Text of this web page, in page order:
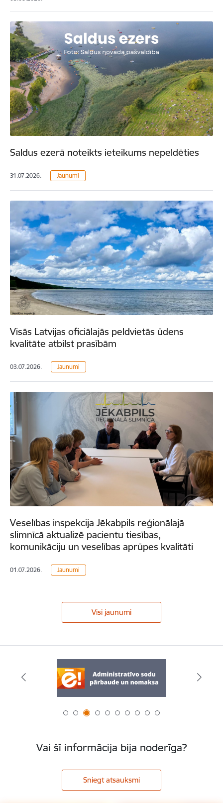
Saldus ezerā noteikts ieteikums nepeldēties
31.07.2026. Jaunumi
Visās Latvijas oficiālajās peldvietās ūdens
kvalitāte atbilst prasībām
03.07.2026. Jaunumi
Veselības inspekcija Jēkabpils reģionālajā
slimnīcā aktualizē pacientu tiesības,
komunikāciju un veselības aprūpes kvalitāti
01.07.2026. Jaunumi
Visi jaunumi
Vai šī informācija bija noderīga?
Sniegt atsauksmi